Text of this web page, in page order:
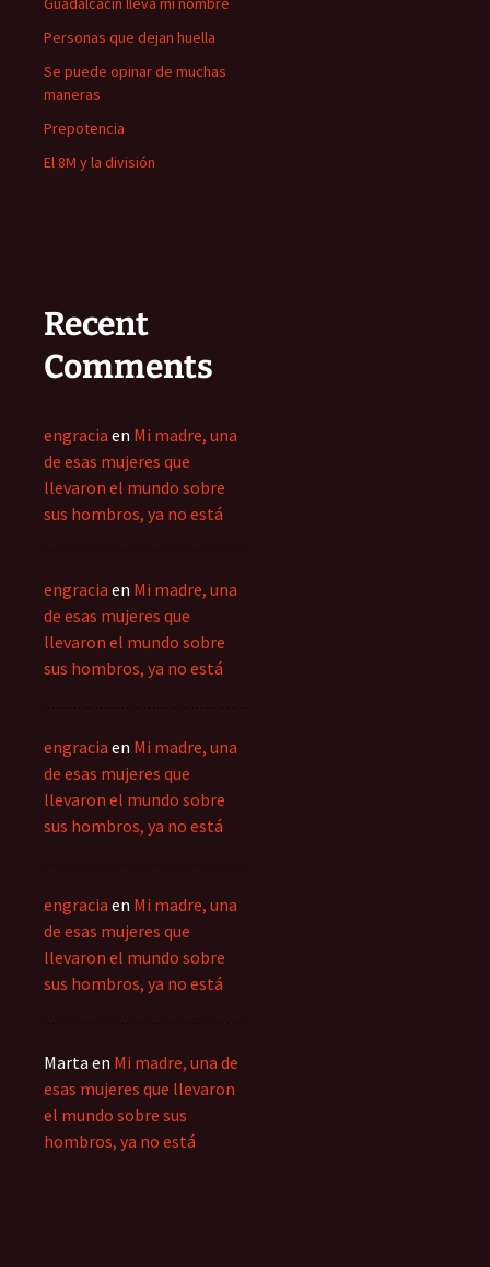
Personas que dejan huella
Se puede opinar de muchas
maneras
Prepotencia
El 8M y la división
Recent
Comments
engracia en Mi madre, una
de esas mujeres que
llevaron el mundo sobre
sus hombros, ya no está
engracia en Mi madre, una
de esas mujeres que
llevaron el mundo sobre
sus hombros, ya no está
engracia en Mi madre, una
de esas mujeres que
llevaron el mundo sobre
sus hombros, ya no está
engracia en Mi madre, una
de esas mujeres que
llevaron el mundo sobre
sus hombros, ya no está
Marta en Mi madre, una de
esas mujeres que llevaron
el mundo sobre sus
hombros, ya no está